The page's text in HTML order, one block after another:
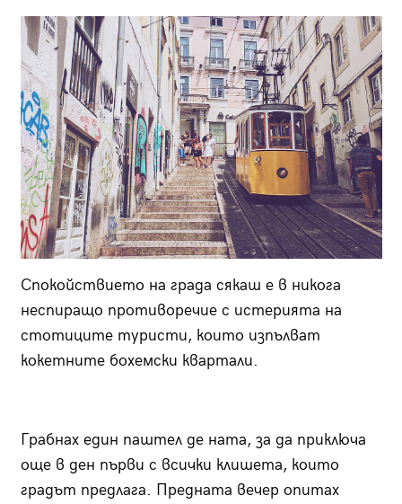
Спокойствието на града сякаш е в никога
неспиращо противоречие с истерията на
стотиците туристи, които изпълват
кокетните бохемски квартали.
Грабнах един паштел де ната, за да приключа
още в ден първи с всички клишета, които
градът предлага. Предната вечер опитах